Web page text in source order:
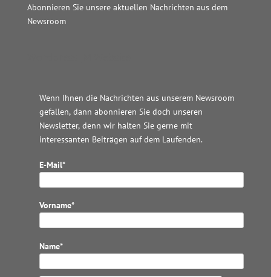
Abonnieren Sie unsere aktuellen Nachrichten aus dem
Newsroom
Wenn Ihnen die Nachrichten aus unserem Newsroom
gefallen, dann abonnieren Sie doch unseren
Newsletter, denn wir halten Sie gerne mit
interessanten Beiträgen auf dem Laufenden.
E-Mail*
Vorname*
Name*